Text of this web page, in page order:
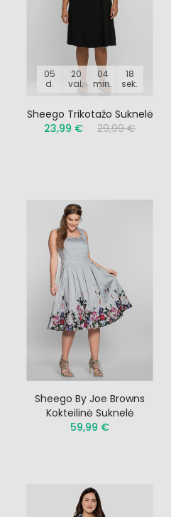
05
d.
20
val.
04
min.
17
sek.
Sheego Trikotažo Suknelė
23,99 €
29,99 €
Sheego By Joe Browns
Kokteilinė Suknelė
59,99 €